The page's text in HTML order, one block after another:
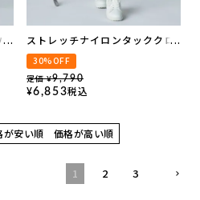
ストレッチナイロンタッククロ
ップドパンツ| セットアップ可
30%OFF
定価 ¥9,790
¥6,853税込
が安い順 価格が高い順
1 2 3